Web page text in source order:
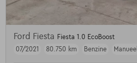
Ford Fiesta Fiesta 1.0 EcoBoost
07/2021
80.750 km Benzine Manueel